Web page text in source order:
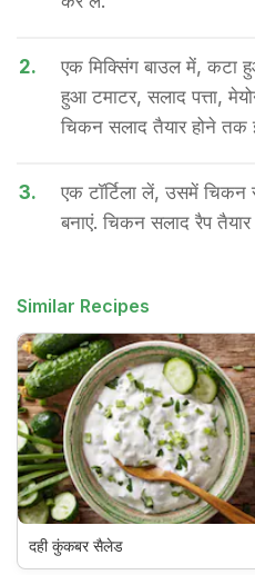
2.
एक मिक्सिंग बाउल में, कटा
हुआ टमाटर, सलाद पत्ता,
चिकन सलाद तैयार होने
3.
एक टॉर्टिला लें, उसमें
बनाएं. चिकन सलाद रैप तैयार
Similar Recipes
दही कुंकबर सैलेड